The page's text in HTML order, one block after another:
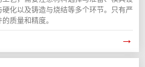
化以及铸造与烧结等多个环节。只有严
质量和精度。
→